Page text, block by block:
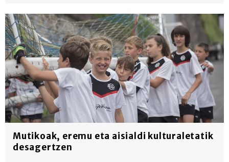
Mutikoak, eremu eta aisialdi kulturaletatik
desagertzen